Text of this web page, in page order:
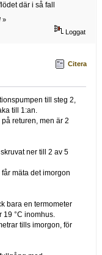
där i så fall
»
Loggat
Citera
till steg 2,
till 1:an.
returen, men är 2
ner till 2 av 5
mäta det imorgon
bara en termometer
°C inomhus.
tills imorgon, för